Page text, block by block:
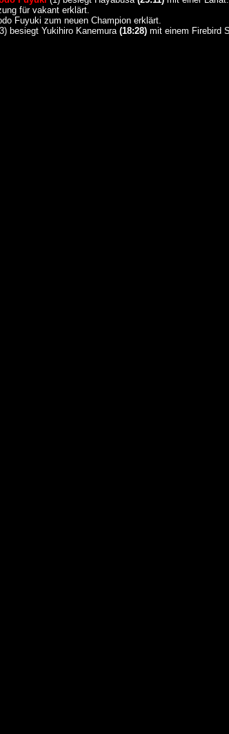
für vakant erklärt.
Fuyuki zum neuen Champion erklärt.
besiegt Yukihiro Kanemura (18:28)mit einem Firebird